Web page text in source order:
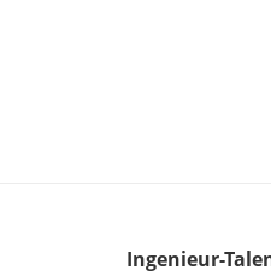
Ingenieur-